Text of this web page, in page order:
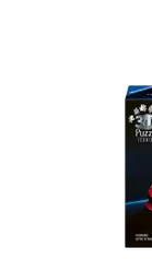
Dostupnost: